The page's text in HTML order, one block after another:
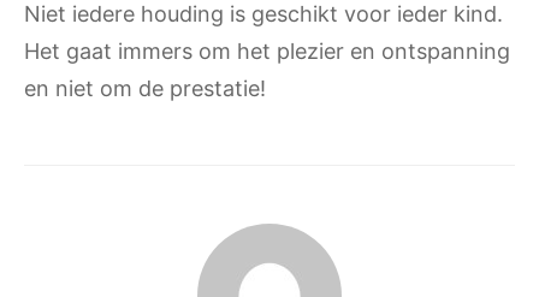
Niet iedere houding is geschikt voor ieder kind.
Het gaat immers om het plezier en ontspanning
en niet om de prestatie!